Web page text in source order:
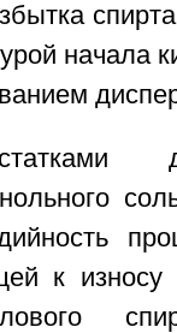
начала
к износу